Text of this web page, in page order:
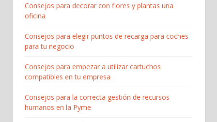
Consejos para decorar con flores y plantas una
oficina
Consejos para elegir puntos de recarga para coches
para tu negocio
Consejos para empezar a utilizar cartuchos
compatibles en tu empresa
Consejos para la correcta gestión de recursos
humanos en la Pyme